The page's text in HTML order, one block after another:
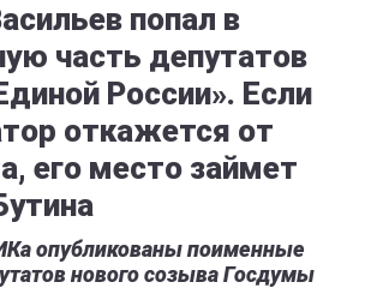
попал в
часть депутатов
России». Если
откажется от
его место займет
опубликованы поименные
нового созыва Госдумы